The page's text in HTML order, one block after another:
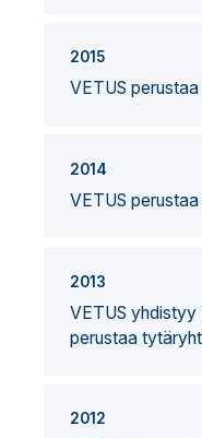
2015
VETUS
2014
VETUS
2013
VETUS yhdistyy
perustaa
2012